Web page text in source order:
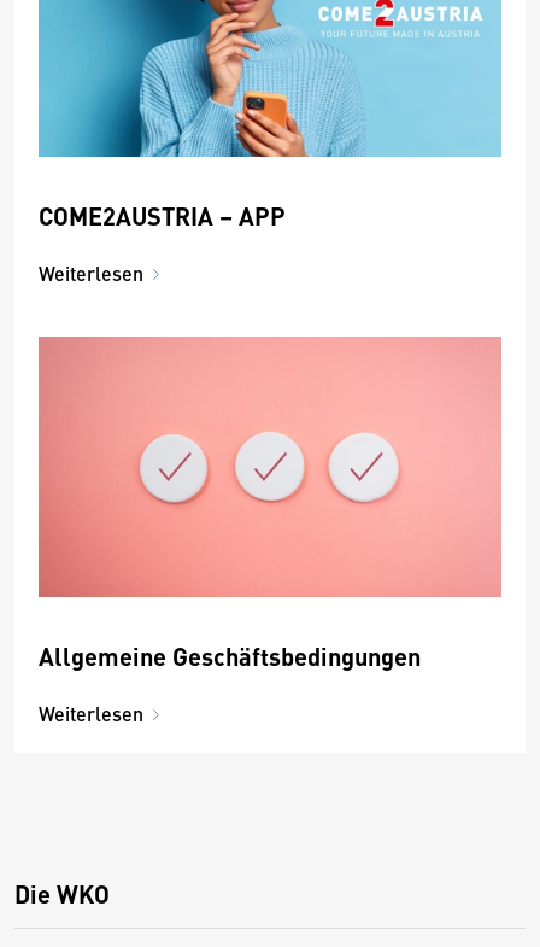
COME2AUSTRIA – APP
Weiterlesen
Allgemeine Geschäftsbedingungen
Weiterlesen
Die WKO